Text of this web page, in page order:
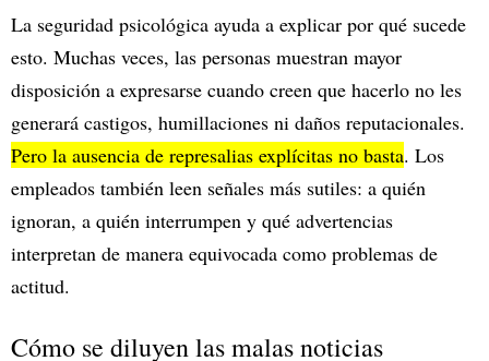
La seguridad psicológica ayuda a explicar por qué sucede
esto. Muchas veces, las personas muestran mayor
disposición a expresarse cuando creen que hacerlo no les
generará castigos, humillaciones ni daños reputacionales.
Pero la ausencia de represalias explícitas no basta. Los
empleados también leen señales más sutiles: a quién
ignoran, a quién interrumpen y qué advertencias
interpretan de manera equivocada como problemas de
actitud.
Cómo se diluyen las malas noticias